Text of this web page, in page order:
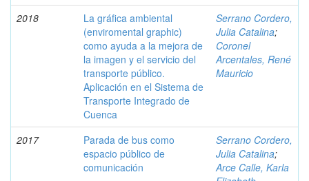
2018
La gráfica ambiental
(enviromental graphic)
como ayuda a la mejora de
la imagen y el servicio del
transporte público.
Aplicación en el Sistema de
Transporte Integrado de
Cuenca
Serrano Cordero,
Julia Catalina;
Coronel
Arcentales, René
Mauricio
2017
Parada de bus como
espacio público de
comunicación
Serrano Cordero,
Julia Catalina;
Arce Calle, Karla